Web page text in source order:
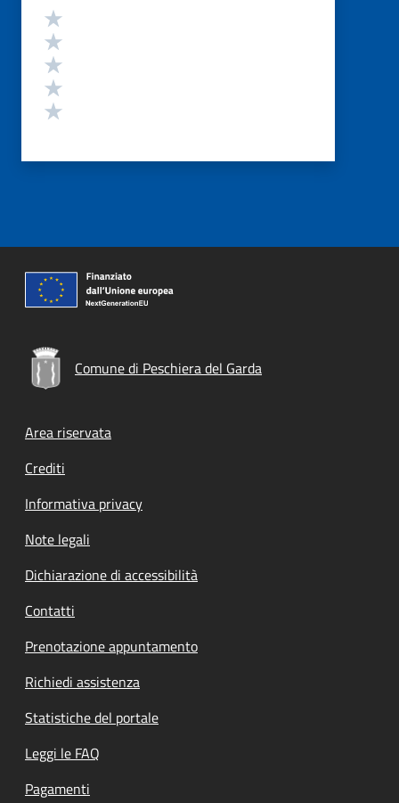
Valutazione
Comune di Peschiera del Garda
Footer menu
Area riservata
Crediti
Informativa privacy
Note legali
Dichiarazione di accessibilità
Contatti
Prenotazione appuntamento
Richiedi assistenza
Statistiche del portale
Leggi le FAQ
Pagamenti